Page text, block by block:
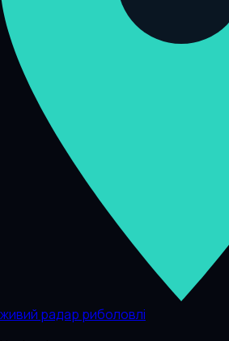
живий радар риболовлі